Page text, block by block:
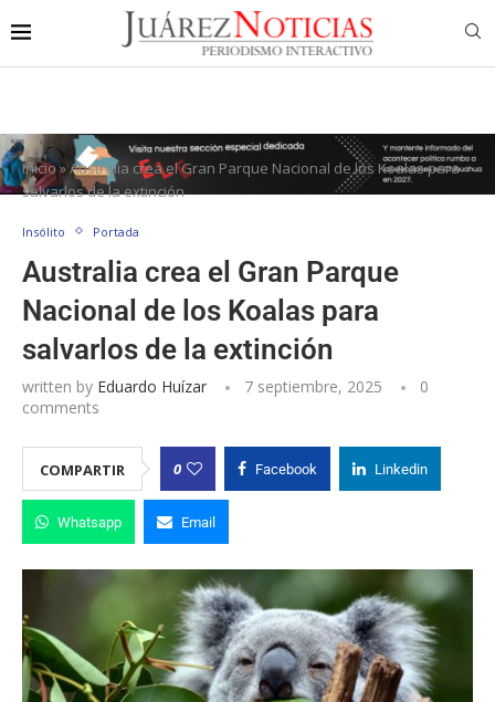
Inicio»Australia crea el Gran Parque Nacional de los Koalas para
salvarlos de la extinción
Insólito Portada
Australia crea el Gran Parque
Nacional de los Koalas para
salvarlos de la extinción
written by Eduardo Huízar 7 septiembre, 2025
0
comments
COMPARTIR 0 Facebook Linkedin
Whatsapp Email